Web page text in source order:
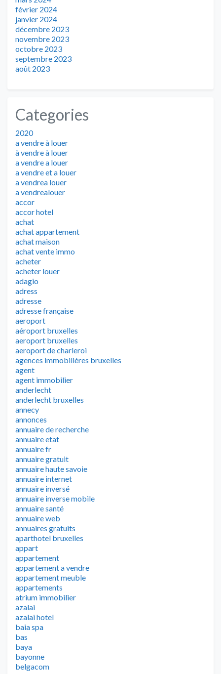
février 2024
janvier 2024
décembre 2023
novembre 2023
octobre 2023
septembre 2023
août 2023
Categories
2020
a vendre à louer
à vendre à louer
a vendre a louer
a vendre et a louer
a vendrea louer
a vendrealouer
accor
accor hotel
achat
achat appartement
achat maison
achat vente immo
acheter
acheter louer
adagio
adress
adresse
adresse française
aeroport
aéroport bruxelles
aeroport bruxelles
aeroport de charleroi
agences immobilières bruxelles
agent
agent immobilier
anderlecht
anderlecht bruxelles
annecy
annonces
annuaire de recherche
annuaire etat
annuaire fr
annuaire gratuit
annuaire haute savoie
annuaire internet
annuaire inversé
annuaire inverse mobile
annuaire santé
annuaire web
annuaires gratuits
aparthotel bruxelles
appart
appartement
appartement a vendre
appartement meuble
appartements
atrium immobilier
azalai
azalai hotel
baia spa
bas
baya
bayonne
belgacom